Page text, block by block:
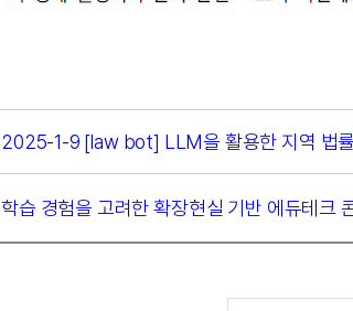
2025-1-9 [law bot] LLM을 활용한 지역 법
학습 경험을 고려한 확장현실 기반 에듀테크